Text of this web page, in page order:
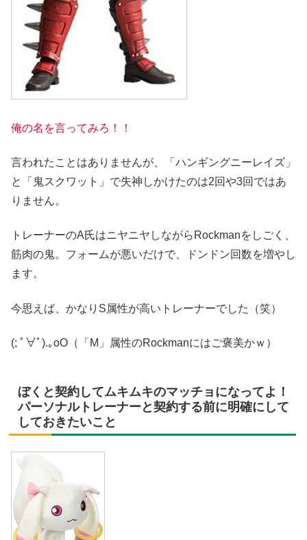
俺の名を言ってみろ！！
言われたことはありませんが、「ハンギングニーレイズ」
と「鬼スクワット」で失神しかけたのは2回や3回ではあ
りません。
トレーナーのA氏はニヤニヤしながらRockmanをしごく、
筋肉の鬼。フォームが悪いだけで、ドンドン回数を増やし
ます。
今思えば、かなりS属性が高いトレーナーでした（笑）
(; ﾟ∀ﾟ).｡oO（「M」属性のRockmanにはご褒美かｗ）
ぼくと契約してムキムキのマッチョになってよ！
パーソナルトレーナーと契約する前に明確にして
しておきたいこと